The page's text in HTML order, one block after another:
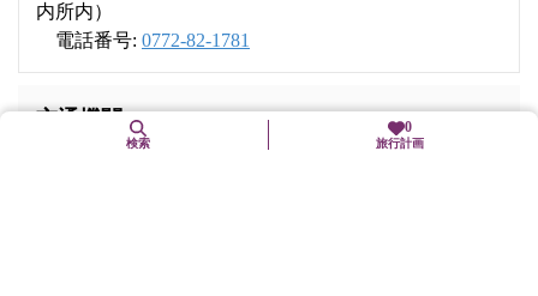
内所内）
電話番号: 0772-82-1781
交通機関 0
旅行計画
検索